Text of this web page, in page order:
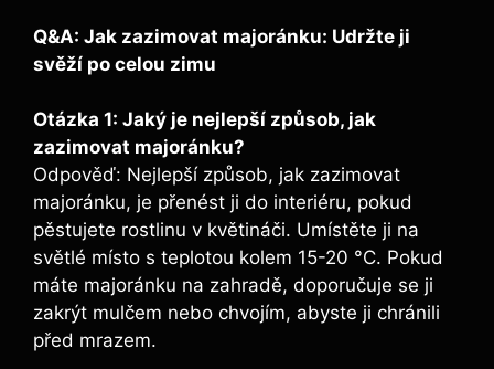
Q&A: Jak zazimovat majoránku: Udržte ji
svěží po celou zimu
Otázka 1: Jaký je nejlepší způsob, jak
zazimovat majoránku?
Odpověď: Nejlepší způsob, jak zazimovat
majoránku, je přenést ji do interiéru, pokud
pěstujete rostlinu v květináči. Umístěte ji na
světlé místo s teplotou kolem 15-20 °C. Pokud
máte majoránku na zahradě, doporučuje se ji
zakrýt mulčem nebo chvojím, abyste ji chránili
před mrazem.